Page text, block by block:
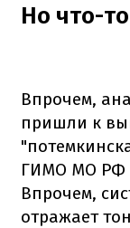
Но что-
Впрочем,
пришли к
ГИМО МО РФ
Впрочем,
отражает